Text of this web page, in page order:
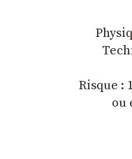
Risque :
ou